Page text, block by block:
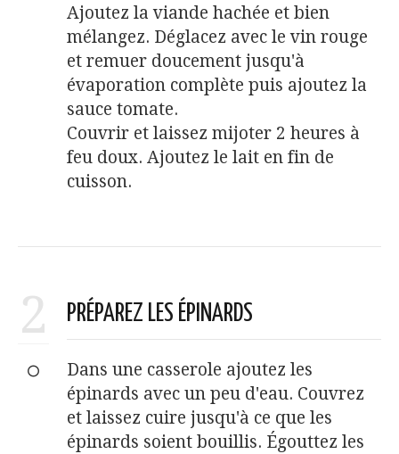
Ajoutez la viande hachée et bien
mélangez. Déglacez avec le vin rouge
et remuer doucement jusqu'à
évaporation complète puis ajoutez la
sauce tomate.
Couvrir et laissez mijoter 2 heures à
feu doux. Ajoutez le lait en fin de
cuisson.
2 PRÉPAREZ LES ÉPINARDS
Dans une casserole ajoutez les
épinards avec un peu d'eau. Couvrez
et laissez cuire jusqu'à ce que les
épinards soient bouillis. Égouttez les